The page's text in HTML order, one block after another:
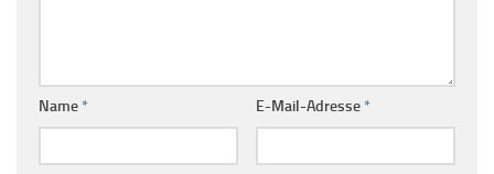
Name* E-Mail-Adresse*